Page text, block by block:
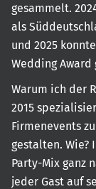
gesammelt.
als
und 2025
Wedding Award
Warum ich der
2015
Firmenevents
gestalten.
Party-Mix ganz
jeder Gast auf